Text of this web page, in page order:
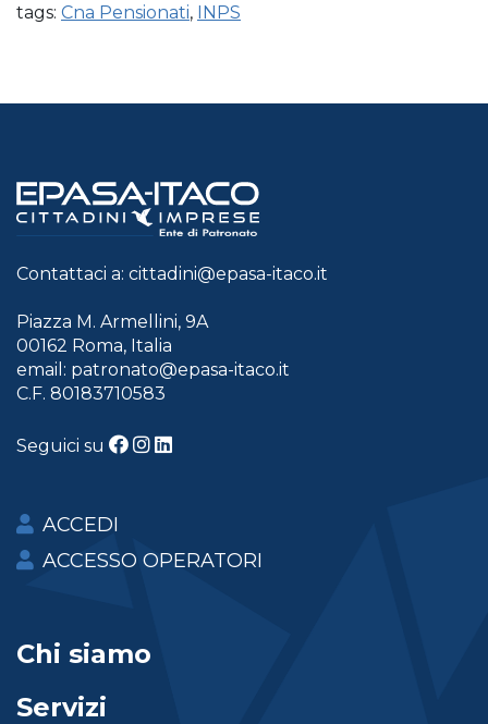
tags: Cna Pensionati, INPS
Contattaci a: cittadini@epasa-itaco.it
Piazza M. Armellini, 9A
00162 Roma, Italia
email: patronato@epasa-itaco.it
C.F. 80183710583
Seguici su
Chi siamo
Servizi
ACCEDI
ACCESSO OPERATORI